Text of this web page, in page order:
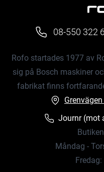
08-550 322
Rofo startades 1977 av
sig på Bosch maskiner
fabrikat finns
Journr (mot
Måndag -